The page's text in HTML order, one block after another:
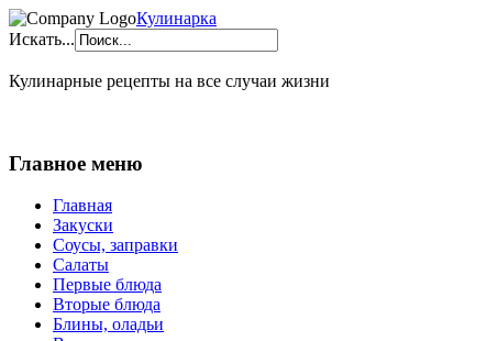
Кулинарка
Искать...
Кулинарные рецепты на все случаи жизни
Главное меню
Главная
Закуски
Соусы, заправки
Салаты
Первые блюда
Вторые блюда
Блины, оладьи